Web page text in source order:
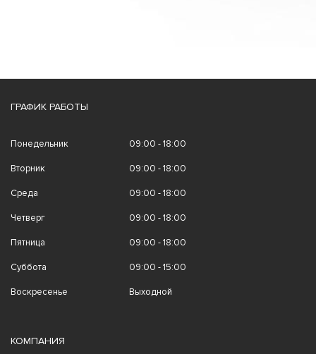
ГРАФИК РАБОТЫ
Понедельник 09:00 - 18:00
Вторник 09:00 - 18:00
Среда 09:00 - 18:00
Четверг 09:00 - 18:00
Пятница 09:00 - 18:00
Суббота 09:00 - 15:00
Воскресенье Выходной
КОМПАНИЯ